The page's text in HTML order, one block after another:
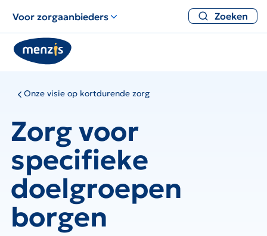
Voor zorgaanbieders Zoeken
Onze visie op kortdurende zorg
Zorg voor
specifieke
doelgroepen
borgen